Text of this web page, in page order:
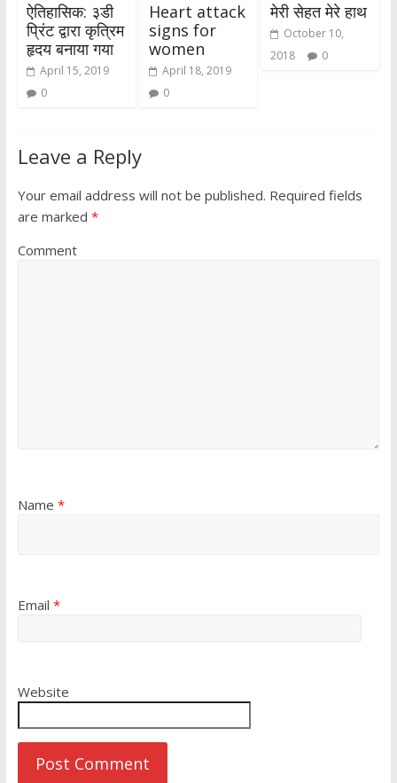
ऐतिहासिक: ३डी
प्रिंट द्वारा कृत्रिम
हृदय बनाया गया
April 15, 2019
0
Heart attack
signs for
women
April 18, 2019
0
मेरी सेहत मेरे हाथ
October 10,
2018
0
Leave a Reply
Your email address will not be published. Required fields
are marked *
Comment
Name *
Email *
Website